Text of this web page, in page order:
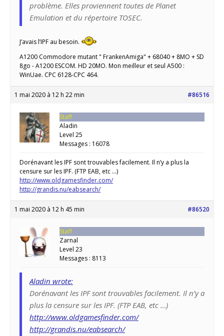
problème. Elles proviennent toutes de Planet
Emulation et du répertoire TOSEC.
J’avais l’IPF au besoin.
A1200 Commodore mutant " FrankenAmiga" + 68040 + 8MO + SD
8go - A1200 ESCOM. HD 20MO. Mon meilleur et seul A500 :
WinUae. CPC 6128-CPC 464.
1 mai 2020 à 12 h 22 min #86516
Staff
Aladin
Level 25
Messages : 16078
Dorénavant les IPF sont trouvables facilement. Il n’y a plus la
censure sur les IPF. (FTP EAB, etc …)
http://www.oldgamesfinder.com/
http://grandis.nu/eabsearch/
1 mai 2020 à 12 h 45 min #86520
Staff
Zarnal
Level 23
Messages : 8113
Aladin wrote:
Dorénavant les IPF sont trouvables facilement. Il n’y a
plus la censure sur les IPF. (FTP EAB, etc …)
http://www.oldgamesfinder.com/
http://grandis.nu/eabsearch/